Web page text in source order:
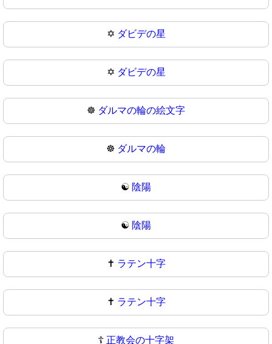
✡️ ダビデの星
✡ ダビデの星
☸️ ダルマの輪の絵文字
☸ ダルマの輪
☯️ 陰陽
☯ 陰陽
✝️ ラテン十字
✝ ラテン十字
☦️ 正教会の十字架